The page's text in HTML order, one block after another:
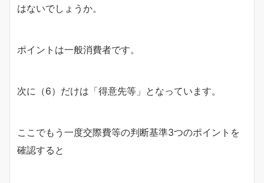
はないでしょうか。
ポイントは一般消費者です。
次に（6）だけは「得意先等」となっています。
ここでもう一度交際費等の判断基準3つのポイントを
確認すると